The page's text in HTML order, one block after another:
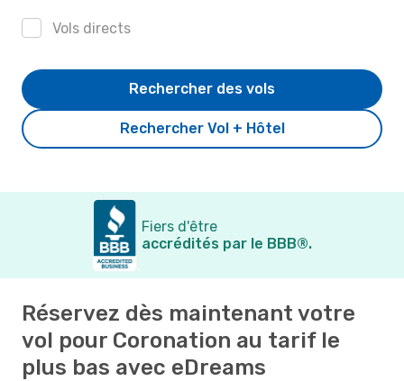
Vols directs
Rechercher Vol + Hôtel
Rechercher des vols
Fiers d'être
accrédités par le BBB®.
Réservez dès maintenant votre
vol pour Coronation au tarif le
plus bas avec eDreams